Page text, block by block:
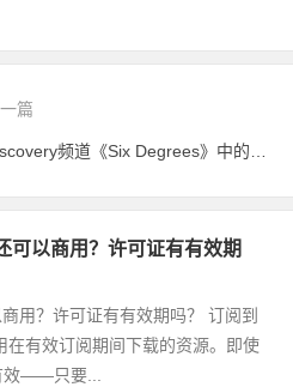
篇
以商用？许可证有有效期
用？许可证有有效期吗？ 订阅到
有效订阅期间下载的资源。即使
效——只要...